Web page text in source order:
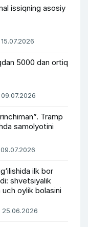
issiqning asosiy
5000 dan ortiq
Tramp
samolyotini
ilk bor
shvetsiyalik
oylik bolasini
25.06.2026